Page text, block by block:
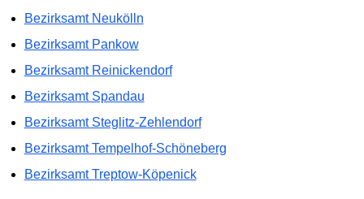
Bezirksamt Neukölln
Bezirksamt Pankow
Bezirksamt Reinickendorf
Bezirksamt Spandau
Bezirksamt Steglitz-Zehlendorf
Bezirksamt Tempelhof-Schöneberg
Bezirksamt Treptow-Köpenick